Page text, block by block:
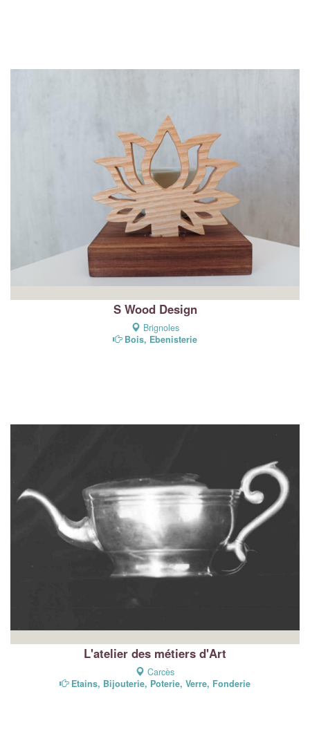
S Wood Design
Brignoles
Bois, Ebenisterie
L'atelier des métiers d'Art
Carcès
Etains, Bijouterie, Poterie, Verre, Fonderie